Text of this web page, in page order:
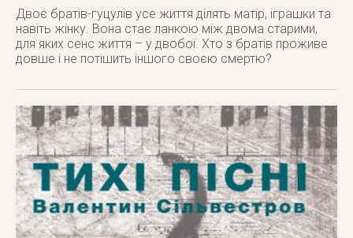
Двоє братів-гуцулів усе життя ділять матір, іграшки та
навіть жінку. Вона стає ланкою між двома старими,
для яких сенс життя – у двобої. Хто з братів проживе
довше і не потішить іншого своєю смертю?